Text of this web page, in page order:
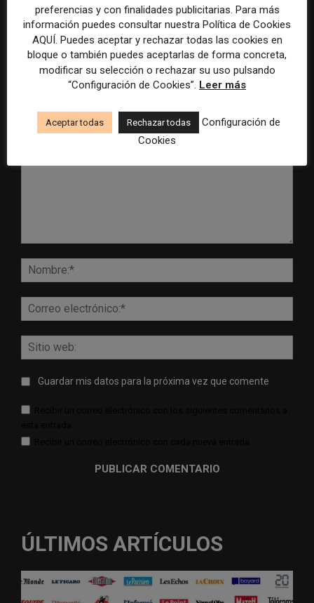
control para el uso de la
inteligencia artificial
cobertura periodística del
Mundial 2026
DEJA UNA RESPUESTA
Guardar mis datos para la próxima vez que comente
ÚLTIMOS ARTÍCULOS
preferencias y con finalidades publicitarias. Para más
información puedes consultar nuestra Política de Cookies
AQUÍ. Puedes aceptar y rechazar todas las cookies en
bloque o también puedes aceptarlas de forma concreta,
modificar su selección o rechazar su uso pulsando
“Configuración de Cookies”. Leer más
Aceptar todas Rechazar todas
Configuración de
Cookies